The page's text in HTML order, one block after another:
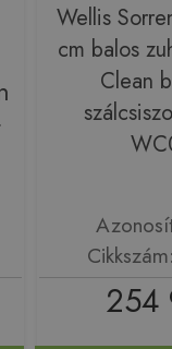
Wellis
cm balos
Clean
254